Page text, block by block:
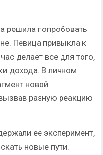
решила попробовать
Певица привыкла к
делает все для того,
дохода. В личном
новой
разную реакцию
ее эксперимент,
новые пути.